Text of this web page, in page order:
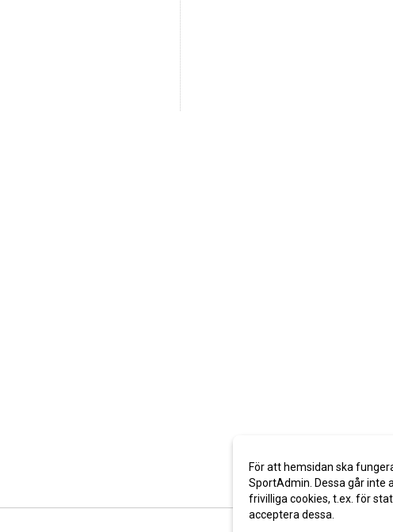
För att hemsidan ska
SportAdmin. Dessa går inte
frivilliga cookies, t.ex. för
acceptera dessa.